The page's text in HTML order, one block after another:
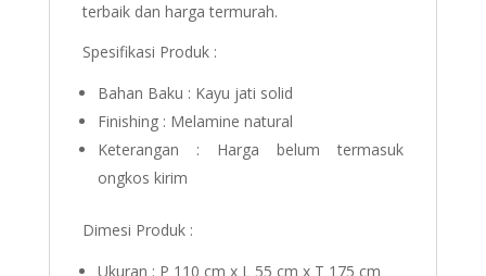
terbaik dan harga termurah.
Spesifikasi Produk :
Bahan Baku : Kayu jati solid
Finishing : Melamine natural
Keterangan : Harga belum termasuk
ongkos kirim
Dimesi Produk :
Ukuran : P 110 cm x L 55 cm x T 175 cm